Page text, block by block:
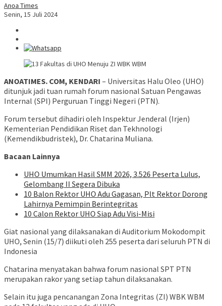
Anoa Times
Senin, 15 Juli 2024
ANOATIMES. COM, KENDARI – Universitas Halu Oleo (UHO)
ditunjuk jadi tuan rumah forum nasional Satuan Pengawas
Internal (SPI) Perguruan Tinggi Negeri (PTN).
Forum tersebut dihadiri oleh Inspektur Jenderal (Irjen)
Kementerian Pendidikan Riset dan Tekhnologi
(Kemendikbudristek), Dr. Chatarina Muliana.
Bacaan Lainnya
UHO Umumkan Hasil SMM 2026, 3.526 Peserta Lulus,
Gelombang II Segera Dibuka
10 Balon Rektor UHO Adu Gagasan, Plt Rektor Dorong
Lahirnya Pemimpin Berintegritas
10 Calon Rektor UHO Siap Adu Visi-Misi
Giat nasional yang dilaksanakan di Auditorium Mokodompit
UHO, Senin (15/7) diikuti oleh 255 peserta dari seluruh PTN di
Indonesia
Chatarina menyatakan bahwa forum nasional SPT PTN
merupakan rakor yang setiap tahun dilaksanakan.
Selain itu juga pencanangan Zona Integritas (ZI) WBK WBM